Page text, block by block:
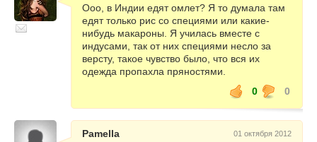
Ооо, в Индии едят омлет? Я то думала там
едят только рис со специями или какие-
нибудь макароны. Я училась вместе с
индусами, так от них специями несло за
версту, такое чувство было, что вся их
одежда пропахла пряностями.
0
0
Pamella 01 октября 2012